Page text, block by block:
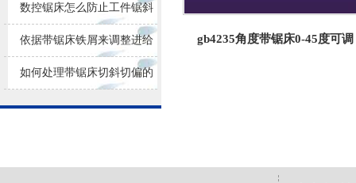
损耗
数控锯床怎么防止工件锯斜
依据带锯床铁屑来调整进给
量大小
如何处理带锯床切斜切偏的
问题？
gb4235角度带锯床0-45度可调